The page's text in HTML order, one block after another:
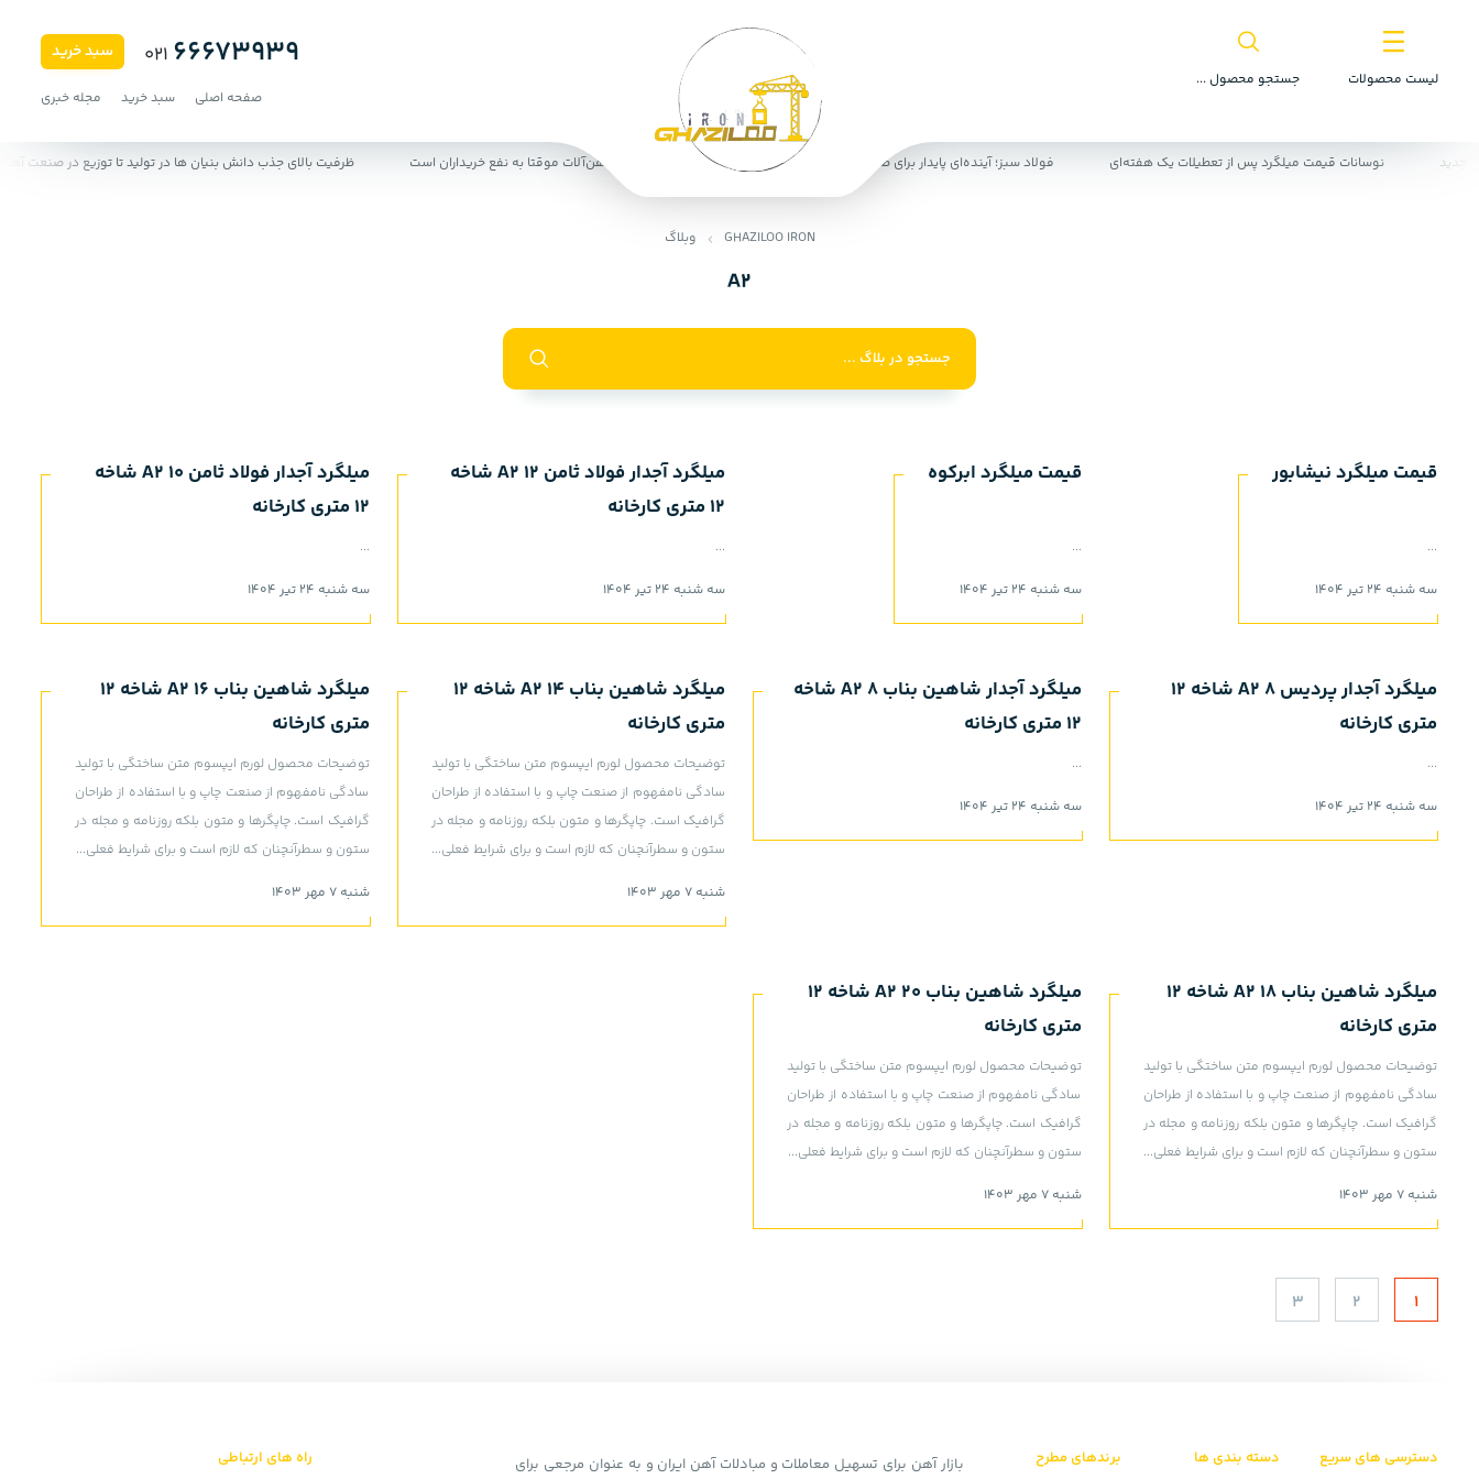
لیست محصولات جستجو محصول ...
سبد خرید 021 66673939
صفحه اصلی سبد خرید مجله خبری
نوسانات قیمت میلگرد پس از تعطیلات یک هفته‌ای فولاد سبز؛ آینده‌ای پایدار برای صنعت فولاد برای تولیدکنندگان رکود بازار آهن‌آلات موقتا به نفع خریداران است ظرفیت بالای جذب دانش‌ بنیان‌ ها در تولید تا توزیع در صنعت آهن و
GHAZILOO IRON وبلاگ
A2
قیمت میلگرد نیشابور
...
سه شنبه 24 تیر 1404
قیمت میلگرد ابرکوه
...
سه شنبه 24 تیر 1404
میلگرد آجدار فولاد ثامن 12 A2 شاخه
12 متری کارخانه
...
سه شنبه 24 تیر 1404
میلگرد آجدار فولاد ثامن 10 A2 شاخه
12 متری کارخانه
...
سه شنبه 24 تیر 1404
میلگرد آجدار پردیس 8 A2 شاخه 12
متری کارخانه
...
سه شنبه 24 تیر 1404
میلگرد آجدار شاهین بناب 8 A2 شاخه
12 متری کارخانه
...
سه شنبه 24 تیر 1404
میلگرد شاهین بناب 14 A2 شاخه 12
متری کارخانه
توضیحات محصول لورم ایپسوم متن ساختگی با تولید
سادگی نامفهوم از صنعت چاپ و با استفاده از طراحان
گرافیک است. چاپگرها و متون بلکه روزنامه و مجله در
ستون و سطرآنچنان که لازم است و برای شرایط فعلی...
شنبه 7 مهر 1403
میلگرد شاهین بناب 16 A2 شاخه 12
متری کارخانه
توضیحات محصول لورم ایپسوم متن ساختگی با تولید
سادگی نامفهوم از صنعت چاپ و با استفاده از طراحان
گرافیک است. چاپگرها و متون بلکه روزنامه و مجله در
ستون و سطرآنچنان که لازم است و برای شرایط فعلی...
شنبه 7 مهر 1403
میلگرد شاهین بناب 18 A2 شاخه 12
متری کارخانه
توضیحات محصول لورم ایپسوم متن ساختگی با تولید
سادگی نامفهوم از صنعت چاپ و با استفاده از طراحان
گرافیک است. چاپگرها و متون بلکه روزنامه و مجله در
ستون و سطرآنچنان که لازم است و برای شرایط فعلی...
شنبه 7 مهر 1403
میلگرد شاهین بناب 20 A2 شاخه 12
متری کارخانه
توضیحات محصول لورم ایپسوم متن ساختگی با تولید
سادگی نامفهوم از صنعت چاپ و با استفاده از طراحان
گرافیک است. چاپگرها و متون بلکه روزنامه و مجله در
ستون و سطرآنچنان که لازم است و برای شرایط فعلی...
شنبه 7 مهر 1403
1
2
3
دسترسی های سریع دسته بندی ها برندهای مطرح بازار آهن برای تسهیل معاملات و مبادلات آهن ایران و به عنوان مرجعی برای راه های ارتباطی